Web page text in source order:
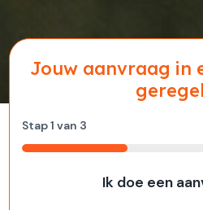
Jouw aanvraag in
Stap1 van 3
33%
Ik doe een